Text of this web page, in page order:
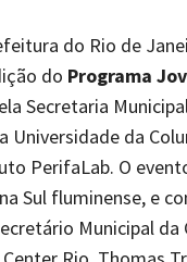
do Rio de
do Programa
Secretaria
Universidade da
PerifaLab. O
Sul fluminense, e
Municipal da